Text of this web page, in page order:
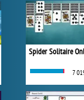
Spider Solitaire
7